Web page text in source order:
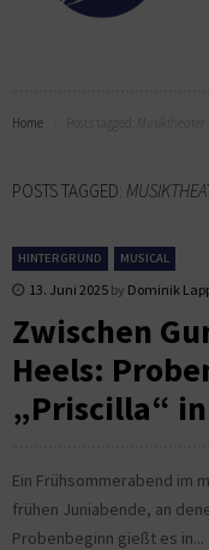
Home
POSTS TAGGED:
HINTERGRUND MUSICAL
13. Juni 2025 by Dominik
Zwischen
Heels:
„Priscilla“
Ein Frühsommerabend im
frühen Juniabende, an
Probenbeginn gießt es in...